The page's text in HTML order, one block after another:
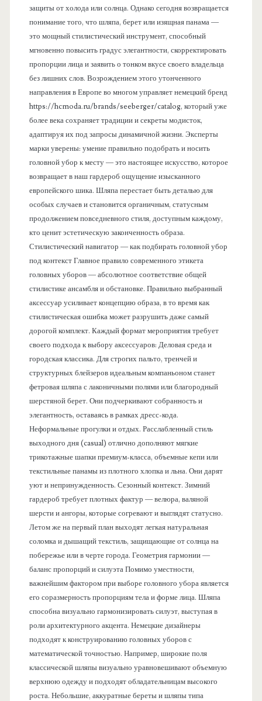
защиты от холода или солнца. Однако сегодня возвращается
понимание того, что шляпа, берет или изящная панама —
это мощный стилистический инструмент, способный
мгновенно повысить градус элегантности, скорректировать
пропорции лица и заявить о тонком вкусе своего владельца
без лишних слов. Возрождением этого утонченного
направления в Европе во многом управляет немецкий бренд
https://hcmoda.ru/brands/seeberger/catalog, который уже
более века сохраняет традиции и секреты модисток,
адаптируя их под запросы динамичной жизни. Эксперты
марки уверены: умение правильно подобрать и носить
головной убор к месту — это настоящее искусство, которое
возвращает в наш гардероб ощущение изысканного
европейского шика. Шляпа перестает быть деталью для
особых случаев и становится органичным, статусным
продолжением повседневного стиля, доступным каждому,
кто ценит эстетическую законченность образа.
Стилистический навигатор — как подбирать головной убор
под контекст Главное правило современного этикета
головных уборов — абсолютное соответствие общей
стилистике ансамбля и обстановке. Правильно выбранный
аксессуар усиливает концепцию образа, в то время как
стилистическая ошибка может разрушить даже самый
дорогой комплект. Каждый формат мероприятия требует
своего подхода к выбору аксессуаров: Деловая среда и
городская классика. Для строгих пальто, тренчей и
структурных блейзеров идеальным компаньоном станет
фетровая шляпа с лаконичными полями или благородный
шерстяной берет. Они подчеркивают собранность и
элегантность, оставаясь в рамках дресс-кода.
Неформальные прогулки и отдых. Расслабленный стиль
выходного дня (casual) отлично дополняют мягкие
трикотажные шапки премиум-класса, объемные кепи или
текстильные панамы из плотного хлопка и льна. Они дарят
уют и непринужденность. Сезонный контекст. Зимний
гардероб требует плотных фактур — велюра, валяной
шерсти и ангоры, которые согревают и выглядят статусно.
Летом же на первый план выходят легкая натуральная
соломка и дышащий текстиль, защищающие от солнца на
побережье или в черте города. Геометрия гармонии —
баланс пропорций и силуэта Помимо уместности,
важнейшим фактором при выборе головного убора является
его соразмерность пропорциям тела и форме лица. Шляпа
способна визуально гармонизировать силуэт, выступая в
роли архитектурного акцента. Немецкие дизайнеры
подходят к конструированию головных уборов с
математической точностью. Например, широкие поля
классической шляпы визуально уравновешивают объемную
верхнюю одежду и подходят обладательницам высокого
роста. Небольшие, аккуратные береты и шляпы типа